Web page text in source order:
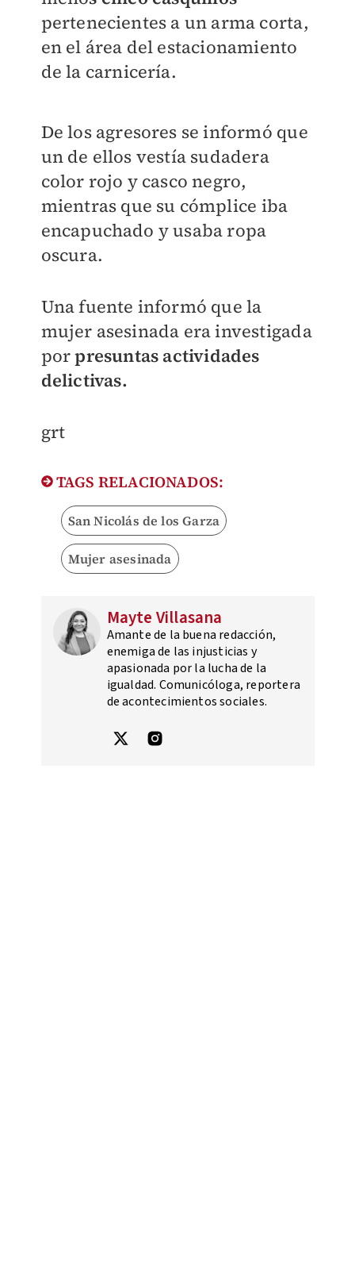
pertenecientes a un arma corta,
en el área del estacionamiento
de la carnicería.
De los agresores se informó que
un de ellos vestía sudadera
color rojo y casco negro,
mientras que su cómplice iba
encapuchado y usaba ropa
oscura.
Una fuente informó que la
mujer asesinada era investigada
porpresuntas actividades
delictivas.
grt
TAGS RELACIONADOS:
San Nicolás de los Garza
Mujer asesinada
Mayte Villasana
Amante de la buena redacción,
enemiga de las injusticias y
apasionada por la lucha de la
igualdad. Comunicóloga, reportera
de acontecimientos sociales.